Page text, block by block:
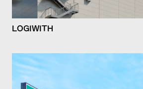
LOGIWITH